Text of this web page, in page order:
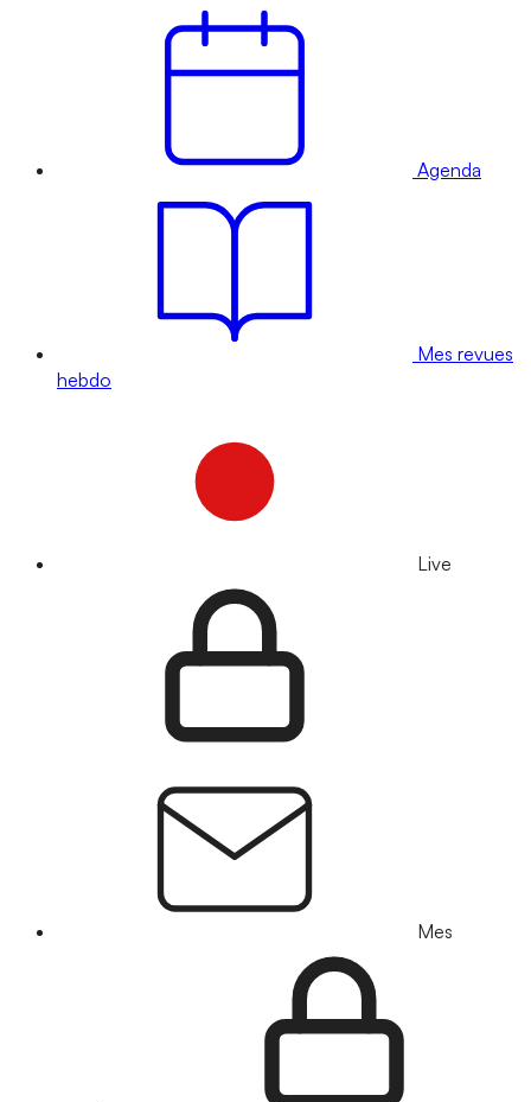
Agenda
Mes revues
hebdo
Live
Mes